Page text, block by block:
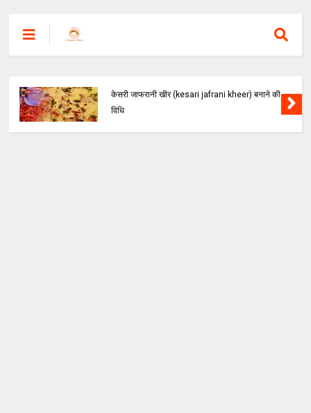
केसरी जाफरानी खीर (kesari jafrani kheer) बनाने की
विधि